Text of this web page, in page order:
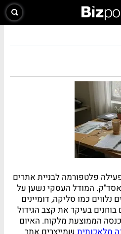
פלטפורמה לבניית אתרים
המודל העסקי נשען על
נלווים כמו סליקה, דומיינים
בוחנים בעיקר את קצב הגידול
הממוצעת מלקוח. האיום